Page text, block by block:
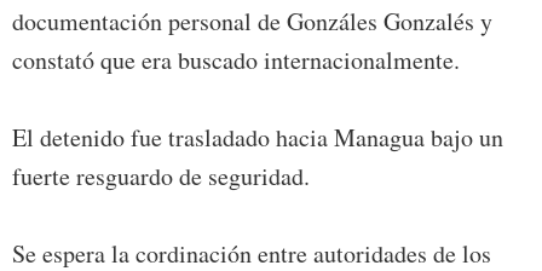
documentación personal de Gonzáles Gonzalés y
constató que era buscado internacionalmente.
El detenido fue trasladado hacia Managua bajo un
fuerte resguardo de seguridad.
Se espera la cordinación entre autoridades de los